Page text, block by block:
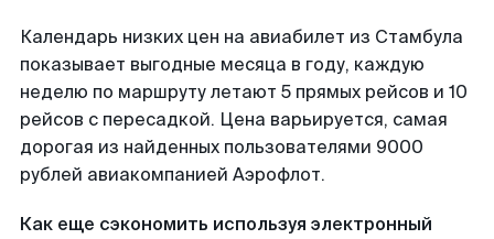
Календарь низких цен на авиабилет из Стамбула
показывает выгодные месяца в году, каждую
неделю по маршруту летают 5 прямых рейсов и 10
рейсов с пересадкой. Цена варьируется, самая
дорогая из найденных пользователями 9000
рублей авиакомпанией Аэрофлот.
Как еще сэкономить используя электронный